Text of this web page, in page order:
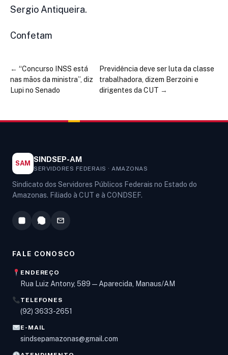
Sergio Antiqueira.
Confetam
← “Concurso INSS está
nas mãos da ministra”, diz
Lupi no Senado
Previdência deve ser luta da classe
trabalhadora, dizem Berzoini e
dirigentes da CUT →
SAM SINDSEP-AM
SERVIDORES FEDERAIS · AMAZONAS
Sindicato dos Servidores Públicos Federais no Estado do
Amazonas. Filiado à CUT e à CONDSEF.
FALE CONOSCO
ENDEREÇO
Rua Luiz Antony, 589 — Aparecida, Manaus/AM
TELEFONES
(92) 3633-2651
E-MAIL
sindsepamazonas@gmail.com
Olá! Digite um assunto e vou buscar em nossas